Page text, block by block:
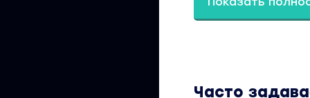
Часто